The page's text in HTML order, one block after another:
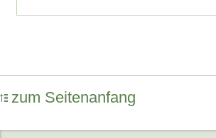
zum Seitenanfang